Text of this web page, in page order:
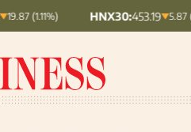
HNX30: 453.19 5.87 (1.28%)